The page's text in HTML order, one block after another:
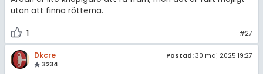
utan att finna rötterna.
1 #27
Dkcre
3234
Postad: 30 maj 2025 19:27